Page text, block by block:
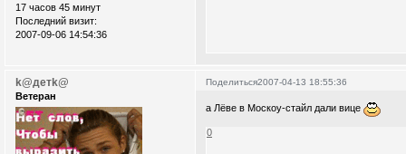
17 часов 45 минут
Последний визит:
2007-09-06 14:54:36
Поделиться2007-04-13 18:55:36
k@детk@
Ветеран
а Лёве в Москоу-стайл дали вице
0